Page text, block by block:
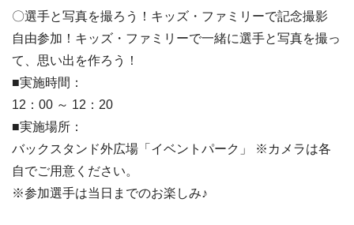
〇選手と写真を撮ろう！キッズ・ファミリーで記念撮影
自由参加！キッズ・ファミリーで一緒に選手と写真を撮っ
て、思い出を作ろう！
■実施時間：
12：00 ～ 12：20
■実施場所：
バックスタンド外広場「イベントパーク」 ※カメラは各
自でご用意ください。
※参加選手は当日までのお楽しみ♪